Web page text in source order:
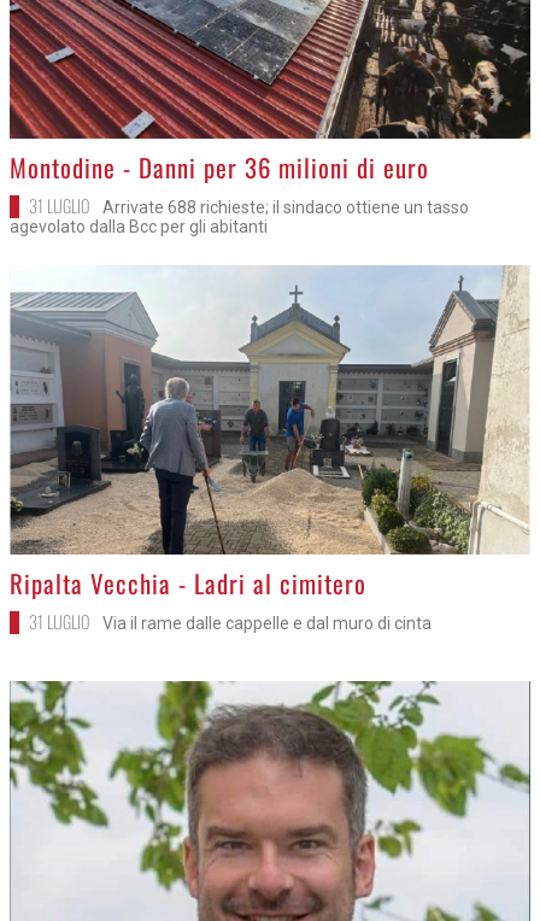
>Montodine - Danni per 36 milioni di euro
31 LUGLIO
Arrivate 688 richieste; il sindaco ottiene un tasso
agevolato dalla Bcc per gli abitanti
>
Ripalta Vecchia - Ladri al cimitero
31 LUGLIO Via il rame dalle cappelle e dal muro di cinta